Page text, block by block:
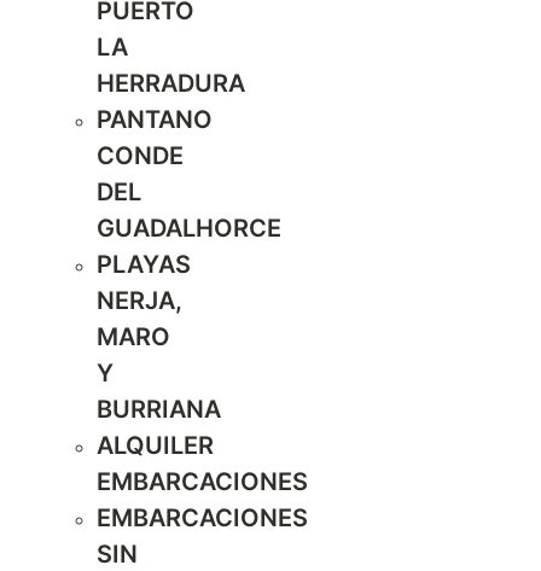
PUERTO
LA
HERRADURA
PANTANO
CONDE
DEL
GUADALHORCE
PLAYAS
NERJA,
MARO
Y
BURRIANA
ALQUILER
EMBARCACIONES
EMBARCACIONES
SIN